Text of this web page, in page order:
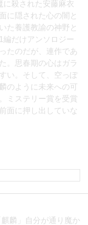
に殺された安藤麻衣
に隠された心の闇と
た養護教諭の神野と
編だけアンソロジー
たのだが、連作であ
。思春期の心はガラ
い。そして、空っぽ
のように未来への可
ミステリー賞を受賞
面に押し出していな
麟」自分が通り魔か